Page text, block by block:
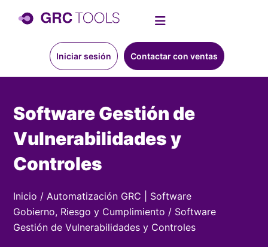
Iniciar sesión Contactar con ventas
Software Gestión de
Vulnerabilidades y
Controles
Inicio /Automatización GRC | Software
Gobierno, Riesgo y Cumplimiento / Software
Gestión de Vulnerabilidades y Controles